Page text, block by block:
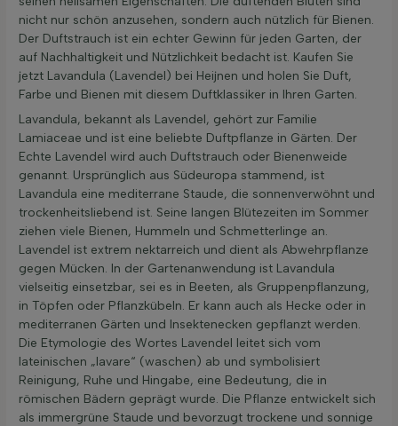
nicht nur schön anzusehen, sondern auch nützlich für Bienen.
Der Duftstrauch ist ein echter Gewinn für jeden Garten, der
auf Nachhaltigkeit und Nützlichkeit bedacht ist. Kaufen Sie
jetzt Lavandula (Lavendel) bei Heijnen und holen Sie Duft,
Farbe und Bienen mit diesem Duftklassiker in Ihren Garten.
Lavandula, bekannt als Lavendel, gehört zur Familie
Lamiaceae und ist eine beliebte Duftpflanze in Gärten. Der
Echte Lavendel wird auch Duftstrauch oder Bienenweide
genannt. Ursprünglich aus Südeuropa stammend, ist
Lavandula eine mediterrane Staude, die sonnenverwöhnt und
trockenheitsliebend ist. Seine langen Blütezeiten im Sommer
ziehen viele Bienen, Hummeln und Schmetterlinge an.
Lavendel ist extrem nektarreich und dient als Abwehrpflanze
gegen Mücken. In der Gartenanwendung ist Lavandula
vielseitig einsetzbar, sei es in Beeten, als Gruppenpflanzung,
in Töpfen oder Pflanzkübeln. Er kann auch als Hecke oder in
mediterranen Gärten und Insektenecken gepflanzt werden.
Die Etymologie des Wortes Lavendel leitet sich vom
lateinischen „lavare“ (waschen) ab und symbolisiert
Reinigung, Ruhe und Hingabe, eine Bedeutung, die in
römischen Bädern geprägt wurde. Die Pflanze entwickelt sich
als immergrüne Staude und bevorzugt trockene und sonnige